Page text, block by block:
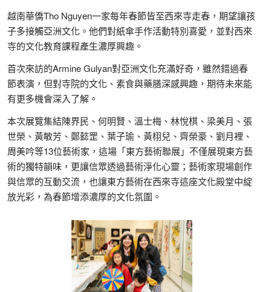
越南華僑Tho Nguyen一家每年春節皆至西來寺走春，期望讓孩
子多接觸亞洲文化。他們對紙傘手作活動特別喜愛，並對西來
寺的文化教育課程產生濃厚興趣。
首次來訪的Armine Gulyan對亞洲文化充滿好奇，雖然錯過春
節表演，但對寺院的文化、素食與藥膳深感興趣，期待未來能
有更多機會深入了解。
本次展覽集結陳界民、何明賢、溫士梅、林悅棋、梁美月、張
世榮、黃敏芳、鄭懿罡、葉子瑜、黃栩兒、齊榮豪、劉月裡、
周美吟等13位藝術家，這場「東方藝術聯展」不僅展現東方藝
術的獨特韻味，更讓信眾透過藝術淨化心靈；藝術家現場創作
與信眾的互動交流，也讓東方藝術在西來寺這座文化殿堂中綻
放光彩，為春節增添濃厚的文化氛圍。